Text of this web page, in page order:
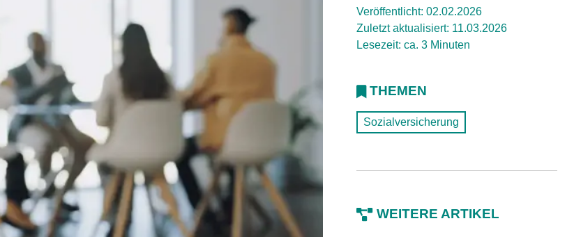
Veröffentlicht: 02.02.2026
Zuletzt aktualisiert: 11.03.2026
Lesezeit: ca. 3 Minuten
THEMEN
Sozialversicherung
WEITERE ARTIKEL